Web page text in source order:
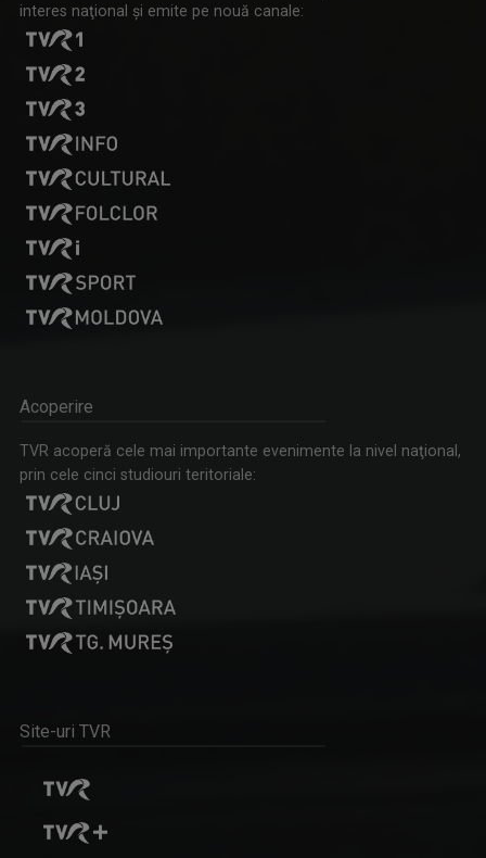
Tenis internațional la Târgu Mureș! TVR Sport transmite
finalele AXERIA Open WTA 125
interes naţional şi emite pe nouă canale:
Acoperire
TVR acoperă cele mai importante evenimente la nivel naţional,
prin cele cinci studiouri teritoriale:
Site-uri TVR